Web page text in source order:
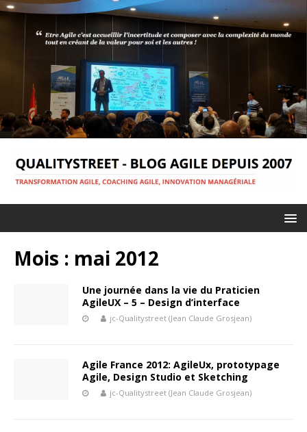
Mois : mai 2012
Une journée dans la vie du Praticien
AgileUX – 5 – Design d’interface
jc-Qualitystreet (Jean Claude Grosjean)
Agile France 2012: AgileUx, prototypage
Agile, Design Studio et Sketching
jc-Qualitystreet (Jean Claude Grosjean)